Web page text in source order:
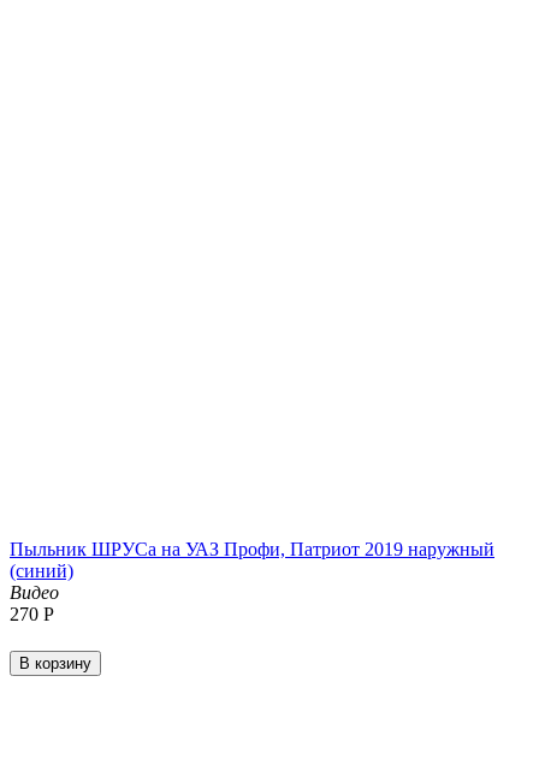
Пыльник ШРУСа на УАЗ Профи, Патриот 2019 наружный
(синий)
Видео
‍270‍ Р
В корзину